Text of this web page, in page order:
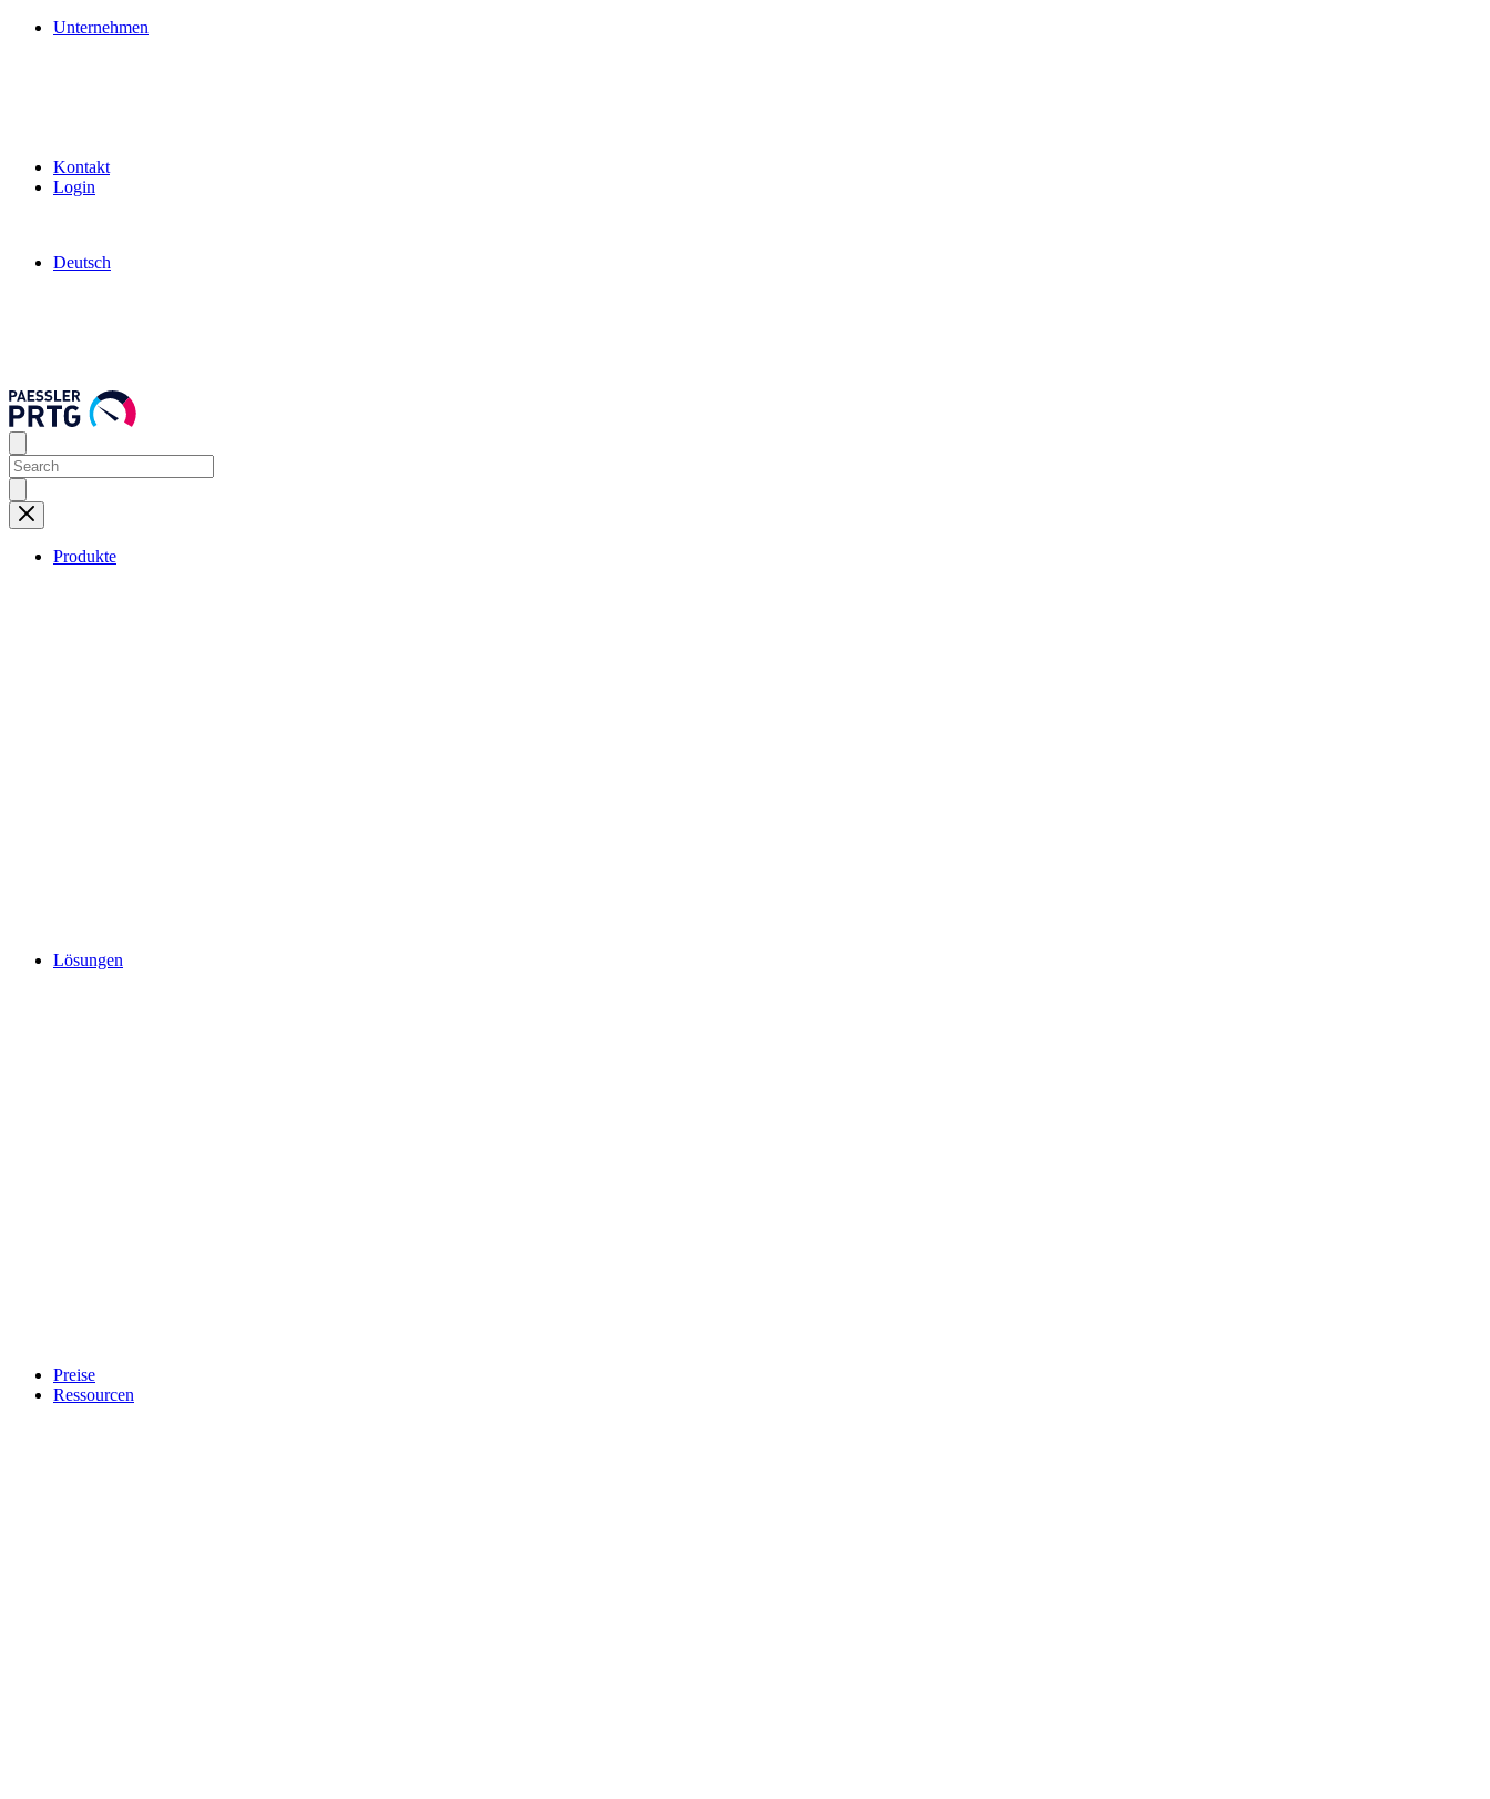
Unternehmen
Kontakt
Login
Deutsch
Produkte
Lösungen
Preise
Ressourcen